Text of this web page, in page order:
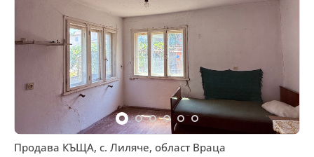
Продава КЪЩА, с. Лиляче, област Враца